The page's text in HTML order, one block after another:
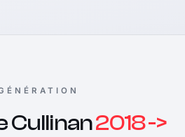
Cullinan2018 ->